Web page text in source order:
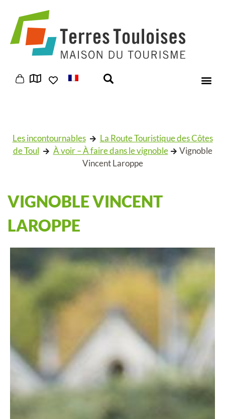
Les incontournables
La Route Touristique des Côtes
de Toul
À voir – À faire dans le vignoble
Vignoble
Vincent Laroppe
VIGNOBLE VINCENT
LAROPPE